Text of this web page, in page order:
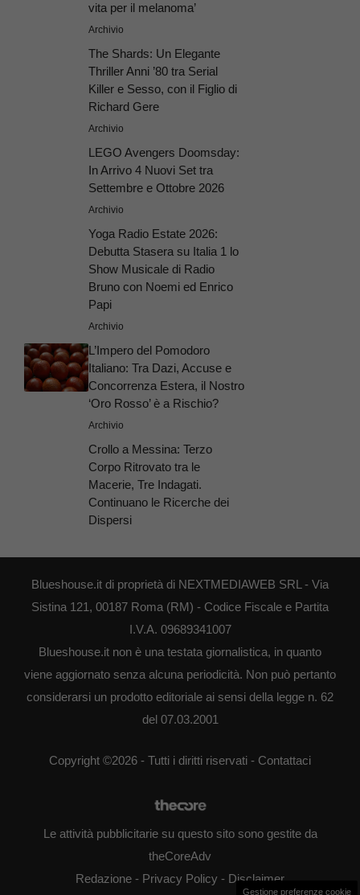
vita per il melanoma’
Archivio
The Shards: Un Elegante
Thriller Anni ’80 tra Serial
Killer e Sesso, con il Figlio di
Richard Gere
Archivio
LEGO Avengers Doomsday:
In Arrivo 4 Nuovi Set tra
Settembre e Ottobre 2026
Archivio
Yoga Radio Estate 2026:
Debutta Stasera su Italia 1 lo
Show Musicale di Radio
Bruno con Noemi ed Enrico
Papi
Archivio
L’Impero del Pomodoro
Italiano: Tra Dazi, Accuse e
Concorrenza Estera, il Nostro
‘Oro Rosso’ è a Rischio?
Archivio
Crollo a Messina: Terzo
Corpo Ritrovato tra le
Macerie, Tre Indagati.
Continuano le Ricerche dei
Dispersi
Blueshouse.it di proprietà di NEXTMEDIAWEB SRL - Via
Sistina 121, 00187 Roma (RM) - Codice Fiscale e Partita
I.V.A. 09689341007
Blueshouse.it non è una testata giornalistica, in quanto
viene aggiornato senza alcuna periodicità. Non può pertanto
considerarsi un prodotto editoriale ai sensi della legge n. 62
del 07.03.2001
Copyright ©2026 - Tutti i diritti riservati - Contattaci
Le attività pubblicitarie su questo sito sono gestite da
theCoreAdv
Redazione - Privacy Policy - Disclaimer
Gestione preferenze cookie